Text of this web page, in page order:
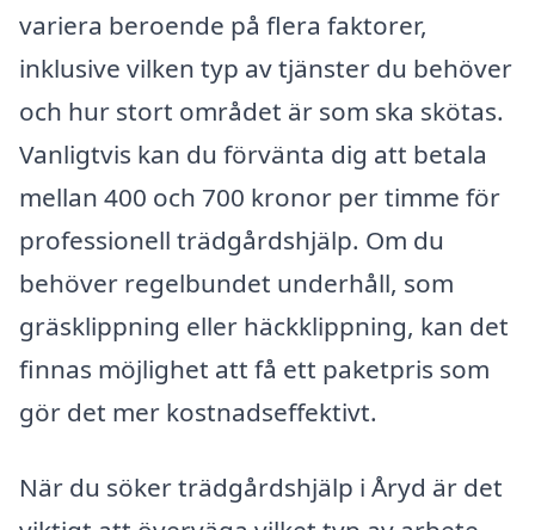
variera beroende på flera faktorer,
inklusive vilken typ av tjänster du behöver
och hur stort området är som ska skötas.
Vanligtvis kan du förvänta dig att betala
mellan 400 och 700 kronor per timme för
professionell trädgårdshjälp. Om du
behöver regelbundet underhåll, som
gräsklippning eller häckklippning, kan det
finnas möjlighet att få ett paketpris som
gör det mer kostnadseffektivt.
När du söker trädgårdshjälp i Åryd är det